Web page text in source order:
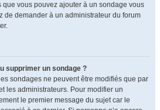
que vous pouvez ajouter à un sondage vous
de demander à un administrateur du forum
supprimer un sondage ?
sondages ne peuvent être modifiés que par
les administrateurs. Pour modifier un
le premier message du sujet car le